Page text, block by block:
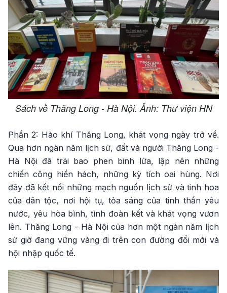
Sách về Thăng Long - Hà Nội. Ảnh: Thư viện HN
Phần 2: Hào khí Thăng Long, khát vọng ngày trở về.
Qua hơn ngàn năm lịch sử, đất và người Thăng Long -
Hà Nội đã trải bao phen binh lửa, lập nên những
chiến công hiển hách, những kỳ tích oai hùng. Nơi
đây đã kết nối những mạch nguồn lịch sử và tinh hoa
của dân tộc, nơi hội tụ, tỏa sáng của tinh thần yêu
nước, yêu hòa bình, tình đoàn kết và khát vọng vươn
lên. Thăng Long - Hà Nội của hơn một ngàn năm lịch
sử giờ đang vững vàng đi trên con đường đổi mới và
hội nhập quốc tế.